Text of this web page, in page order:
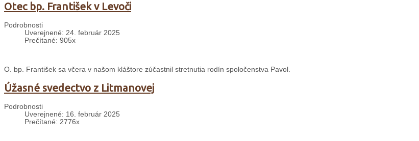
Otec bp. František v Levoči
Podrobnosti
Uverejnené: 24. február 2025
Prečítané: 905x
O. bp. František sa včera v našom kláštore zúčastnil stretnutia rodín spoločenstva Pavol.
Úžasné svedectvo z Litmanovej
Podrobnosti
Uverejnené: 16. február 2025
Prečítané: 2776x